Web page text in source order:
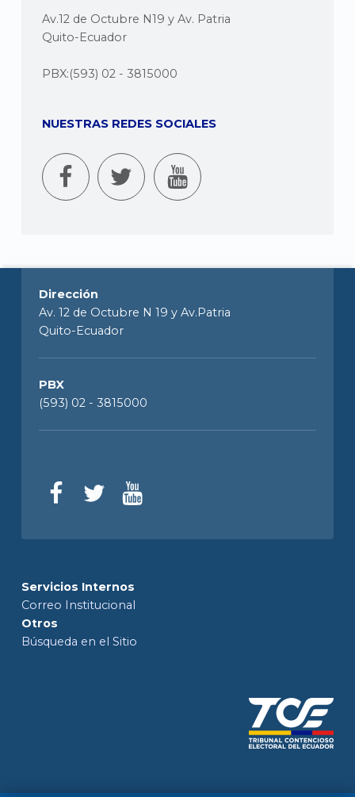
Av.12 de Octubre N19 y Av. Patria
Quito-Ecuador
PBX:(593) 02 - 3815000
NUESTRAS REDES SOCIALES
Dirección
Av. 12 de Octubre N 19 y Av.Patria
Quito-Ecuador
PBX
(593) 02 - 3815000
Servicios Internos
Correo Institucional
Otros
Búsqueda en el Sitio